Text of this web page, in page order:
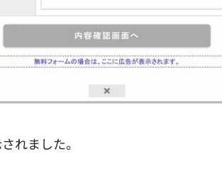
れました。